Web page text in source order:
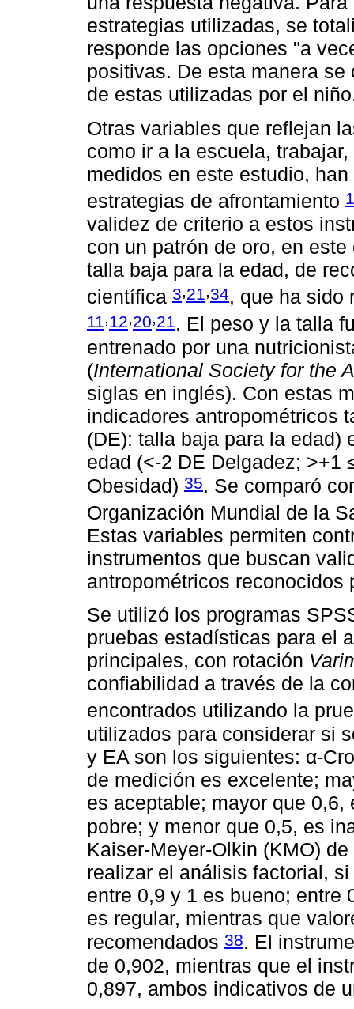
estrategias utilizadas, se
responde las opciones "a
positivas. De esta manera
de estas utilizadas por el
Otras variables que reflejan
como ir a la escuela,
medidos en este estudio,
estrategias de afrontamiento
validez de criterio a estos
con un patrón de oro, en
talla baja para la edad, de
científica 3,21,34, que ha sido
11 ,12,20,21 . El peso y la talla
entrenado por una
(International Society for the
siglas en inglés). Con estas
indicadores antropométricos
(DE): talla baja para la edad)
edad (<-2 DE Delgadez; >+1
Obesidad) 35. Se comparó
Organización Mundial de la
Estas variables permiten
instrumentos que buscan
antropométricos reconocidos
Se utilizó los programas
pruebas estadísticas para el
principales, con rotación
confiabilidad a través de la
encontrados utilizando la
utilizados para considerar si
y EA son los siguientes: α-
de medición es excelente;
es aceptable; mayor que
pobre; y menor que 0,5, es
Kaiser-Meyer-Olkin (KMO)
realizar el análisis factorial,
entre 0,9 y 1 es bueno; entre
es regular, mientras que
recomendados 38. El
de 0,902, mientras que el
0,897, ambos indicativos de